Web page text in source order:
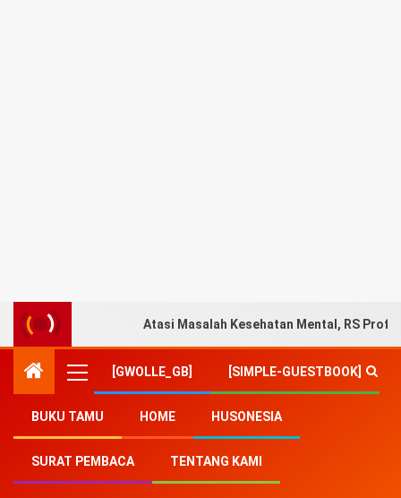
Atasi Masalah Kesehatan Mental, RS
[GWOLLE_GB] [SIMPLE-GUESTBOOK]
BUKU TAMU HOME HUSONESIA
SURAT PEMBACA TENTANG KAMI
Home-sertifikat vaksin